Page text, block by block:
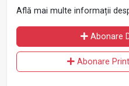
Află mai multe informații
Abonare
Abonare